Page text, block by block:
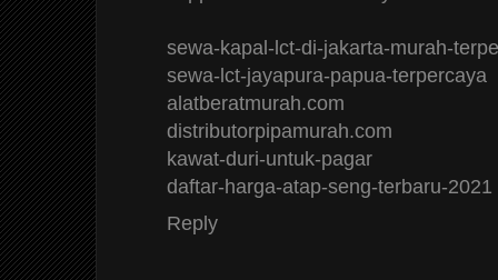
sewa-kapal-lct-di-jakarta-murah-
sewa-lct-jayapura-papua-terpercaya
alatberatmurah.com
distributorpipamurah.com
kawat-duri-untuk-pagar
daftar-harga-atap-seng-terbaru-2021
Reply